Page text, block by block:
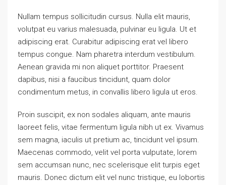
Nullam tempus sollicitudin cursus. Nulla elit mauris,
volutpat eu varius malesuada, pulvinar eu ligula. Ut et
adipiscing erat. Curabitur adipiscing erat vel libero
tempus congue. Nam pharetra interdum vestibulum.
Aenean gravida mi non aliquet porttitor. Praesent
dapibus, nisi a faucibus tincidunt, quam dolor
condimentum metus, in convallis libero ligula ut eros.
Proin suscipit, ex non sodales aliquam, ante mauris
laoreet felis, vitae fermentum ligula nibh ut ex. Vivamus
sem magna, iaculis ut pretium ac, tincidunt vel ipsum.
Maecenas commodo, velit vel porta vulputate, lorem
sem accumsan nunc, nec scelerisque elit turpis eget
mauris. Donec dictum elit vel nunc tristique, eu lobortis